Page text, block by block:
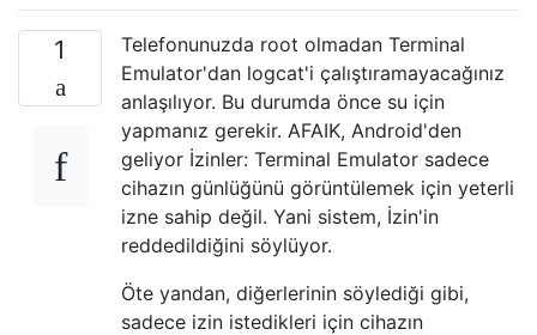
1
Telefonunuzda root olmadan Terminal
Emulator'dan logcat'i çalıştıramayacağınız
anlaşılıyor. Bu durumda önce su için
yapmanız gerekir. AFAIK, Android'den
geliyor İzinler: Terminal Emulator sadece
cihazın günlüğünü görüntülemek için yeterli
izne sahip değil. Yani sistem, İzin'in
reddedildiğini söylüyor.
Öte yandan, diğerlerinin söylediği gibi,
sadece izin istedikleri için cihazın